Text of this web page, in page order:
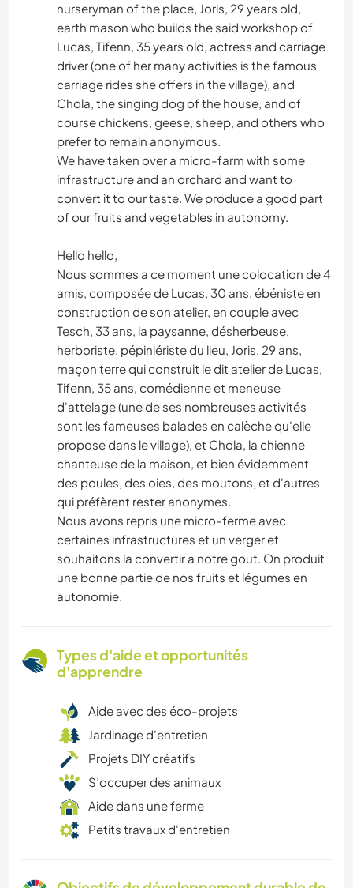
nurseryman of the place, Joris, 29 years old,
earth mason who builds the said workshop of
Lucas, Tifenn, 35 years old, actress and carriage
driver (one of her many activities is the famous
carriage rides she offers in the village), and
Chola, the singing dog of the house, and of
course chickens, geese, sheep, and others who
prefer to remain anonymous.
We have taken over a micro-farm with some
infrastructure and an orchard and want to
convert it to our taste. We produce a good part
of our fruits and vegetables in autonomy.
Hello hello,
Nous sommes a ce moment une colocation de 4
amis, composée de Lucas, 30 ans, ébéniste en
construction de son atelier, en couple avec
Tesch, 33 ans, la paysanne, désherbeuse,
herboriste, pépiniériste du lieu, Joris, 29 ans,
maçon terre qui construit le dit atelier de Lucas,
Tifenn, 35 ans, comédienne et meneuse
d'attelage (une de ses nombreuses activités
sont les fameuses balades en calèche qu'elle
propose dans le village), et Chola, la chienne
chanteuse de la maison, et bien évidemment
des poules, des oies, des moutons, et d'autres
qui préfèrent rester anonymes.
Nous avons repris une micro-ferme avec
certaines infrastructures et un verger et
souhaitons la convertir a notre gout. On produit
une bonne partie de nos fruits et légumes en
autonomie.
Types d'aide et opportunités
d'apprendre
Aide avec des éco-projets
Jardinage d'entretien
Projets DIY créatifs
S’occuper des animaux
Aide dans une ferme
Petits travaux d'entretien